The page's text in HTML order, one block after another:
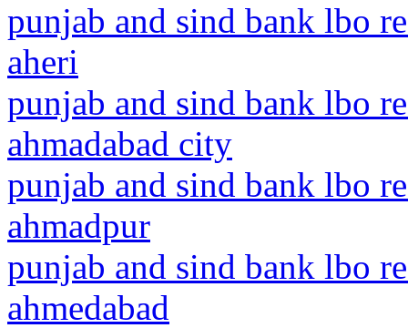
punjab and sind bank lbo
aheri
punjab and sind bank lbo
ahmadabad city
punjab and sind bank lbo
ahmadpur
punjab and sind bank lbo
ahmedabad